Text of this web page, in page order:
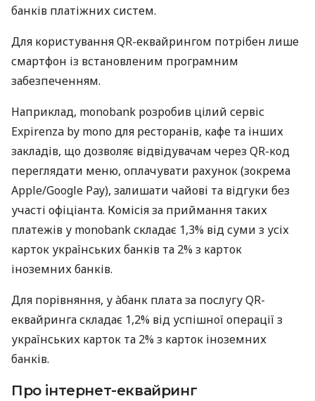
банків платіжних систем.
Для користування QR-еквайрингом потрібен лише
смартфон із встановленим програмним
забезпеченням.
Наприклад, monobank розробив цілий сервіс
Expirenza by mono для ресторанів, кафе та інших
закладів, що дозволяє відвідувачам через QR-код
переглядати меню, оплачувати рахунок (зокрема
Apple/Google Pay), залишати чайові та відгуки без
участі офіціанта. Комісія за приймання таких
платежів у monobank складає 1,3% від суми з усіх
карток українських банків та 2% з карток
іноземних банків.
Для порівняння, у àбанк плата за послугу QR-
еквайринга складає 1,2% від успішної операції з
українських карток та 2% з карток іноземних
банків.
Про інтернет-еквайринг